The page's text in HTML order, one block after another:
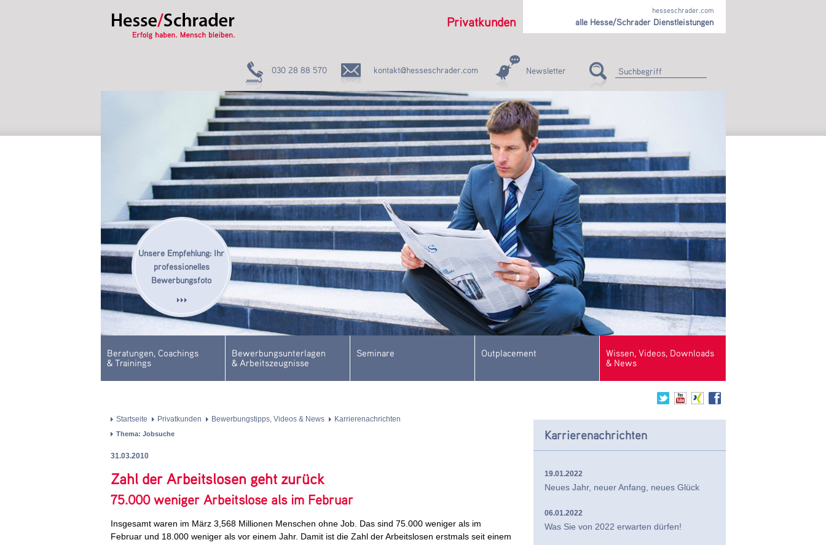
030 28 88 570 kontakt@hesseschrader.com Newsletter
Beratungen, Coachings
& Trainings
Bewerbungsunterlagen
& Arbeitszeugnisse
Seminare Outplacement
Wissen, Videos, Downloads
& News
Startseite Privatkunden Bewerbungstipps, Videos & News Karrierenachrichten
Thema: Jobsuche
31.03.2010
Zahl der Arbeitslosen geht zurück
75.000 weniger Arbeitslose als im Februar
Insgesamt waren im März 3,568 Millionen Menschen ohne Job. Das sind 75.000 weniger als im
Februar und 18.000 weniger als vor einem Jahr. Damit ist die Zahl der Arbeitslosen erstmals seit einem
Karrierenachrichten
19.01.2022
Neues Jahr, neuer Anfang, neues Glück
06.01.2022
Was Sie von 2022 erwarten dürfen!
Privatkunden
hesseschrader.com
alle Hesse/Schrader Dienstleistungen
Unsere Empfehlung: Ihr
professionelles
Bewerbungsfoto